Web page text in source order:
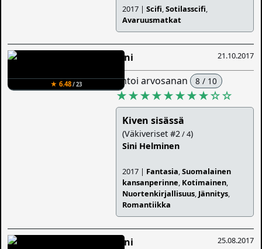
2017 |Scifi,Sotilasscifi,
Avaruusmatkat
★ 6.48/ 23
21.10.2017
Sini
antoi arvosanan 8 / 10
★★★★★★★★☆☆
Kiven sisässä
(Väkiveriset #2 / 4)
Sini Helminen
2017 | Fantasia,Suomalainen
kansanperinne, Kotimainen,
Nuortenkirjallisuus, Jännitys,
Romantiikka
25.08.2017
Sini